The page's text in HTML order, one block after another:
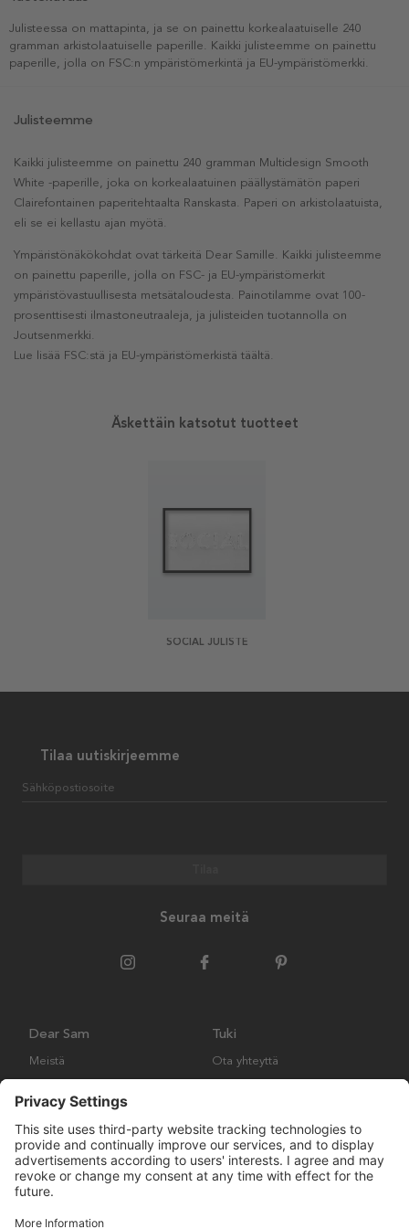
Julisteessa on mattapinta, ja se on painettu korkealaatuiselle 240
gramman arkistolaatuiselle paperille. Kaikki julisteemme on painettu
paperille, jolla on FSC:n ympäristömerkintä ja EU-ympäristömerkki.
Julisteemme
Kaikki julisteemme on painettu 240 gramman Multidesign Smooth
White -paperille, joka on korkealaatuinen päällystämätön paperi
Clairefontainen paperitehtaalta Ranskasta. Paperi on arkistolaatuista,
eli se ei kellastu ajan myötä.
Ympäristönäkökohdat ovat tärkeitä Dear Samille. Kaikki julisteemme
on painettu paperille, jolla on FSC- ja EU-ympäristömerkit
ympäristövastuullisesta metsätaloudesta. Painotilamme ovat 100-
prosenttisesti ilmastoneutraaleja, ja julisteiden tuotannolla on
Joutsenmerkki.
Lue lisää FSC:stä ja EU-ympäristömerkistä täältä.
Äskettäin katsotut tuotteet
SOCIAL JULISTE
Tilaa uutiskirjeemme
Sähköpostiosoite
Seuraa meitä
Dear Sam
Meistä
Tuki
Ota yhteyttä
Palautukset ja vaatimukset